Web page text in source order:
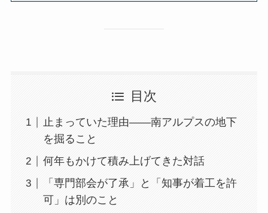
目次
止まっていた理由——南アルプスの地下
を掘ること
何年もかけて積み上げてきた対話
「専門部会が了承」と「知事が着工を許
可」は別のこと